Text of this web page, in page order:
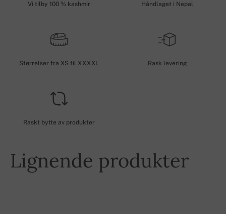
Vi tilby 100 % kashmir Håndlaget i Nepal
Størrelser fra XS til XXXXL Rask levering
Raskt bytte av produkter
Lignende produkter